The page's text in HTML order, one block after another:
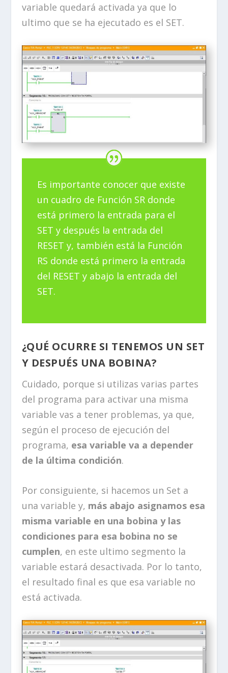
variable quedará activada ya que lo
ultimo que se ha ejecutado es el SET.
Es importante conocer que existe
un cuadro de Función SR donde
está primero la entrada para el
SET y después la entrada del
RESET y, también está la Función
RS donde está primero la entrada
del RESET y abajo la entrada del
SET.
¿QUÉ OCURRE SI TENEMOS UN SET
Y DESPUÉS UNA BOBINA?
Cuidado, porque si utilizas varias partes
del programa para activar una misma
variable vas a tener problemas, ya que,
según el proceso de ejecución del
programa, esa variable va a depender
de la última condición.
Por consiguiente, si hacemos un Set a
una variable y, más abajo asignamos esa
misma variable en una bobina y las
condiciones para esa bobina no se
cumplen, en este ultimo segmento la
variable estará desactivada. Por lo tanto,
el resultado final es que esa variable no
está activada.